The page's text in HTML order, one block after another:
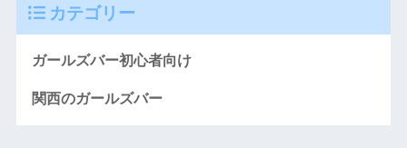
カテゴリー
ガールズバー初心者向け
関西のガールズバー